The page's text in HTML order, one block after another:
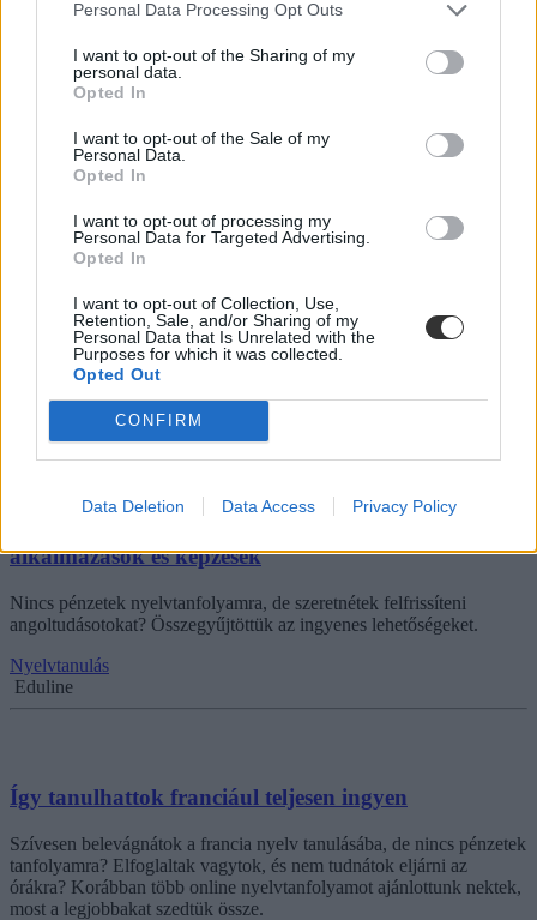
Personal Data Processing Opt Outs
I want to opt-out of the Sharing of my
personal data.
Opted In
I want to opt-out of the Sale of my
Personal Data.
Opted In
I want to opt-out of processing my
Personal Data for Targeted Advertising.
Opted In
I want to opt-out of Collection, Use,
Retention, Sale, and/or Sharing of my
Personal Data that Is Unrelated with the
Purposes for which it was collected.
Opted Out
CONFIRM
Data Deletion Data Access Privacy Policy
Szívesen tanulnátok kínai vagy japán nyelvet, de egyelőre nem
akartok nyelviskolába járni? Íme, öt nyelvoktató oldal, amely segít
az alapok elsajátításában.
Nyelvtanulás
Így tanulhattok oroszul teljesen ingyen - online
nyelvtanfolyamok
Úgy tűnik, újra divatba jött az orosz nyelv, legalábbis egyre többen
szeretnének megtanulni oroszul - nekik ajánlunk ma ingyenes,
online nyelvi leckéket.
Nyelvtanulás
alkalmazások és képzések
Nincs pénzetek nyelvtanfolyamra, de szeretnétek felfrissíteni
angoltudásotokat? Összegyűjtöttük az ingyenes lehetőségeket.
Nyelvtanulás
Eduline
Így tanulhattok franciául teljesen ingyen
Szívesen belevágnátok a francia nyelv tanulásába, de nincs pénzetek
tanfolyamra? Elfoglaltak vagytok, és nem tudnátok eljárni az
órákra? Korábban több online nyelvtanfolyamot ajánlottunk nektek,
most a legjobbakat szedtük össze.